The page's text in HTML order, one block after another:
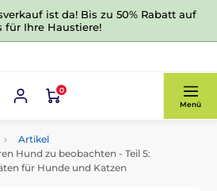
ist da! Bis zu 50% Rabatt auf
für Ihre Haustiere!
0
Menü
Artikel
Hund zu beobachten - Teil 5:
für Hunde und Katzen